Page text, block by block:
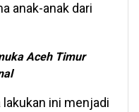
anak-anak dari
Aceh Timur
lakukan ini menjadi